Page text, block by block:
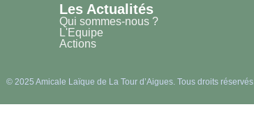
Les Actualités
Qui sommes-nous ?
L'Equipe
Actions
© 2025 Amicale Laïque de La Tour d’Aigues. Tous droits réservés.